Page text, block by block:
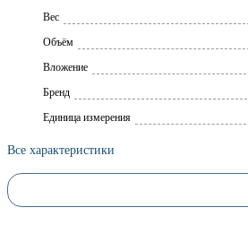
Вес
Объём
Вложение
Брeнд
Единица измерения
Все характеристики